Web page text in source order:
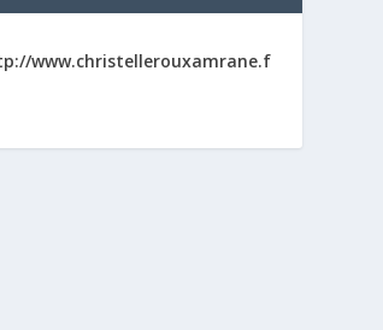
www.christellerouxamrane.f